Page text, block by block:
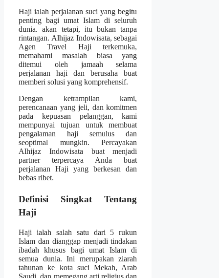
Haji ialah perjalanan suci yang begitu
penting bagi umat Islam di seluruh
dunia. akan tetapi, itu bukan tanpa
rintangan. Alhijaz Indowisata, sebagai
Agen Travel Haji terkemuka,
memahami masalah biasa yang
ditemui oleh jamaah selama
perjalanan haji dan berusaha buat
memberi solusi yang komprehensif.
Dengan ketrampilan kami,
perencanaan yang jeli, dan komitmen
pada kepuasan pelanggan, kami
mempunyai tujuan untuk membuat
pengalaman haji semulus dan
seoptimal mungkin. Percayakan
Alhijaz Indowisata buat menjadi
partner terpercaya Anda buat
perjalanan Haji yang berkesan dan
bebas ribet.
Definisi Singkat Tentang
Haji
Haji ialah salah satu dari 5 rukun
Islam dan dianggap menjadi tindakan
ibadah khusus bagi umat Islam di
semua dunia. Ini merupakan ziarah
tahunan ke kota suci Mekah, Arab
Saudi, dan memegang arti religius dan